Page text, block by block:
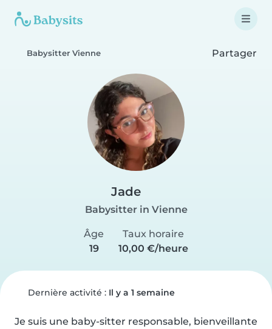
Babysitter Vienne Partager
Jade
Babysitter in Vienne
Âge
19
Taux horaire
10,00 €/heure
Dernière activité : Il y a 1 semaine
Je suis une baby-sitter responsable, bienveillante